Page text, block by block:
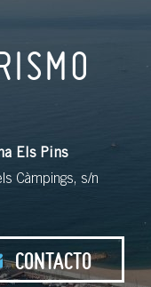
Els Pins
Càmpings, s/n
CONTACTO